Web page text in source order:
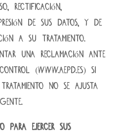
rectificación,
de sus datos, y de
a su tratamiento.
una reclamación ante
(www.aepd.es) si
no se ajusta
para ejercer sus